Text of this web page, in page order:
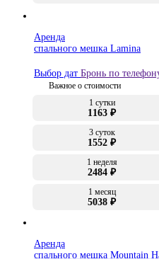
Аренда
спального мешка Lamina
Выбор дат Бронь по
Важное о стоимости
1 сутки
1163 ₽
3 суток
1552 ₽
1 неделя
2484 ₽
1 месяц
5038 ₽
Аренда
спального мешка Mountain